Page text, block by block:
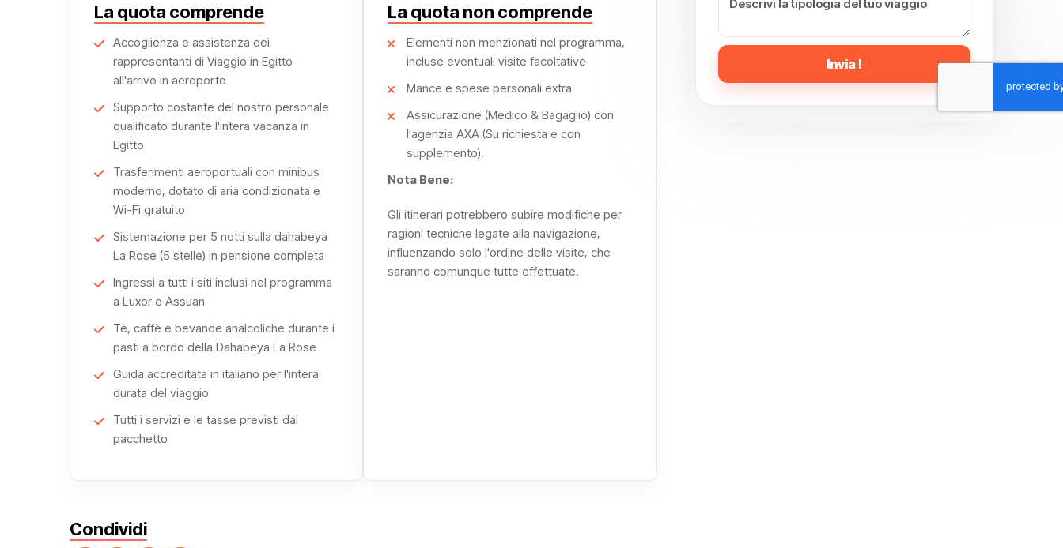
La crociera sul Nilo luxury prosegue verso Edfu, dove vi attende il tempio di Horus, uno dei meglio conservati
d'Egitto. A Kom Ombo, ammirerete il tempio dedicato a Sobek e Haroeris, un'affascinante fusione di stili
architettonici.
Ogni tappa del viaggio è un tuffo nella storia, reso ancora più speciale dall'intimità e dal comfort offerti dalla
Dahabeya La Rose.
Man mano che vi avvicinate ad Assuan, il paesaggio cambia, regalandovi viste spettacolari sulle cave di
granito e sulle isole lussureggianti. Il culmine del viaggio è la visita al tempio di File, un gioiello architettonico
salvato dalle acque del Nilo.
A bordo della Dahabeya La Rose, ogni momento di questacrociera sul Nilo luxurydiventa un ricordo
indelebile, un'esperienza che fonde il fascino dell'antico Egitto con il comfort moderno in un'armonia
perfetta.
La quota comprende
Accoglienza e assistenza dei
rappresentanti di Viaggio in Egitto
all'arrivo in aeroporto
Supporto costante del nostro personale
qualificato durante l'intera vacanza in
Egitto
Trasferimenti aeroportuali con minibus
moderno, dotato di aria condizionata e
Wi-Fi gratuito
Sistemazione per 5 notti sulla dahabeya
La Rose (5 stelle) in pensione completa
Ingressi a tutti i siti inclusi nel programma
a Luxor e Assuan
Tè, caffè e bevande analcoliche durante i
pasti a bordo della Dahabeya La Rose
Guida accreditata in italiano per l'intera
durata del viaggio
Tutti i servizi e le tasse previsti dal
pacchetto
La quota non comprende
Elementi non menzionati nel programma,
incluse eventuali visite facoltative
Mance e spese personali extra
Assicurazione (Medico & Bagaglio) con
l'agenzia AXA (Su richiesta e con
supplemento).
Nota Bene:
Gli itinerari potrebbero subire modifiche per
ragioni tecniche legate alla navigazione,
influenzando solo l'ordine delle visite, che
saranno comunque tutte effettuate.
Condividi
Invia !